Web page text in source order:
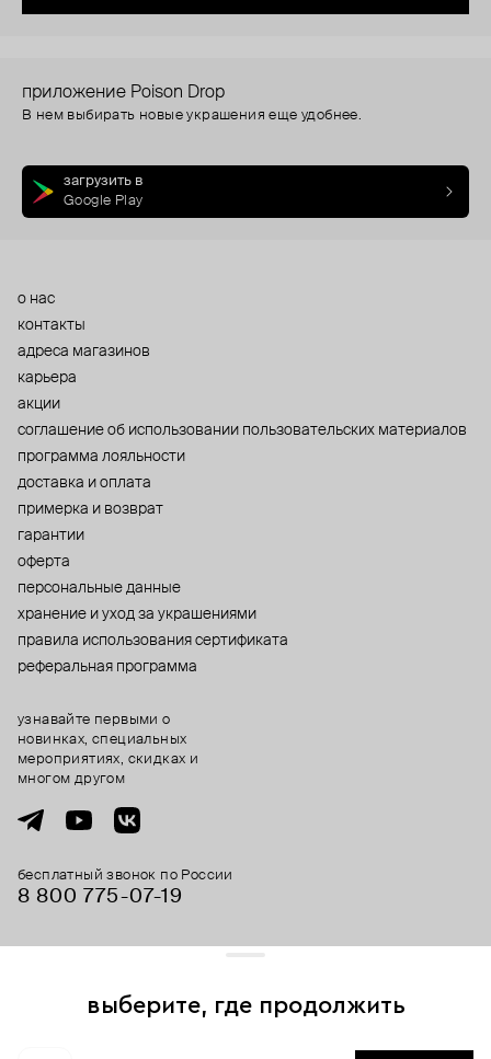
приложение Poison Drop
В нем выбирать новые украшения еще удобнее.
загрузить в
Google Play
о нас
контакты
адреса магазинов
карьера
акции
cоглашение об использовании пользовательских материалов
программа лояльности
доставка и оплата
примерка и возврат
гарантии
оферта
персональные данные
хранение и уход за украшениями
правила использования сертификата
реферальная программа
бесплатный звонок по России
8 800 775⁠-07⁠-19
узнавайте первыми о
новинках, специальных
мероприятиях, скидках и
многом другом
выберите, где продолжить